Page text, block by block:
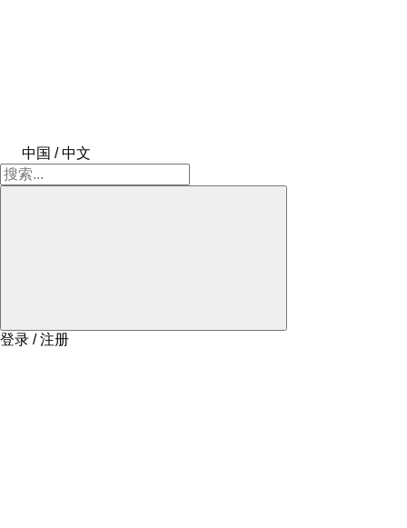
中国 / 中文
登录 / 注册